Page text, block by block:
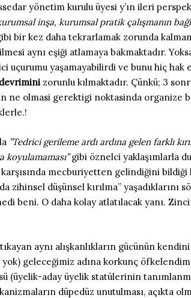
yönetim kurulu üyesi y’ın ileri
inşa, kurumsal pratik çalışmanın
bir kez daha tekrarlamak zorunda
aynı eşiği atlamaya bakmaktadır.
uçurumu yaşamayabilirdi ve bunu hiç
devrimini zorunlu kılmaktadır. Çünkü; 3
ne olmasi gerektigi noktasinda
”Tedrici gerileme ardı ardına gelen farklı
koyulamaması”gibi öznelci yaklaşımlarla
mecburiyetten gelindiğini
düşünsel kırılma” yaşadıklarını
beni. O daha kolay atlatılacak yanı.
aynı alışkanlıkların gücünün
geleceğimiz adına korkunç
(üyelik-aday üyelik statülerinin
düpedüz unutulması, açıkta